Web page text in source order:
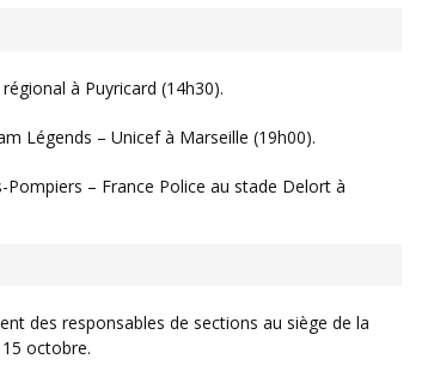
à Puyricard (14h30).
Légends – Unicef à Marseille (19h00).
Pompiers – France Police au stade Delort à
des responsables de sections au siège de la
octobre.